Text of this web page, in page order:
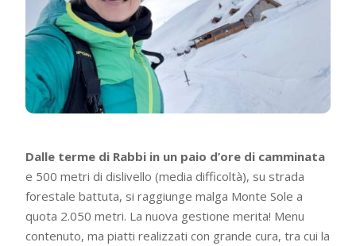
Dalle terme di Rabbi in un paio d’ore di camminata
e 500 metri di dislivello (media difficoltà), su strada
forestale battuta, si raggiunge malga Monte Sole a
quota 2.050 metri. La nuova gestione merita! Menu
contenuto, ma piatti realizzati con grande cura, tra cui la